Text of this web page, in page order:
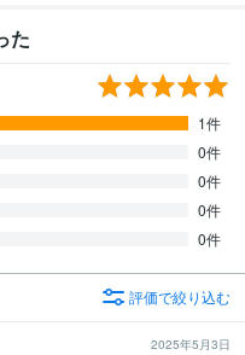
た
1件
0件
0件
0件
0件
評価で絞り込む
2025年5月3日